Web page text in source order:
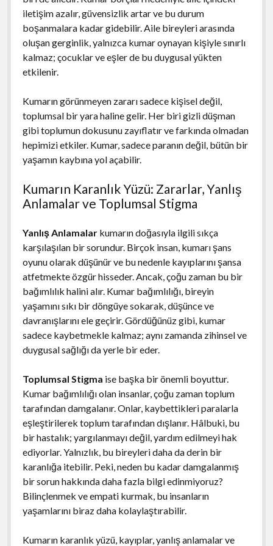
iletişim azalır, güvensizlik artar ve bu durum
boşanmalara kadar gidebilir. Aile bireyleri arasında
oluşan gerginlik, yalnızca kumar oynayan kişiyle sınırlı
kalmaz; çocuklar ve eşler de bu duygusal yükten
etkilenir.
Kumarın görünmeyen zararı sadece kişisel değil,
toplumsal bir yara haline gelir. Her biri gizli düşman
gibi toplumun dokusunu zayıflatır ve farkında olmadan
hepimizi etkiler. Kumar, sadece paranın değil, bütün bir
yaşamın kaybına yol açabilir.
Kumarın Karanlık Yüzü: Zararlar, Yanlış
Anlamalar ve Toplumsal Stigma
Yanlış Anlamalarkumarın doğasıyla ilgili sıkça
karşılaşılan bir sorundur. Birçok insan, kumarı şans
oyunu olarak düşünür ve bu nedenle kayıplarını şansa
atfetmekte özgür hisseder. Ancak, çoğu zaman bu bir
bağımlılık halini alır. Kumar bağımlılığı, bireyin
yaşamını sıkı bir döngüye sokarak, düşünce ve
davranışlarını ele geçirir. Gördüğünüz gibi, kumar
sadece kaybetmekle kalmaz; aynı zamanda zihinsel ve
duygusal sağlığı da yerle bir eder.
Toplumsal Stigma ise başka bir önemli boyuttur.
Kumar bağımlılığı olan insanlar, çoğu zaman toplum
tarafından damgalanır. Onlar, kaybettikleri paralarla
eşleştirilerek toplum tarafından dışlanır. Hâlbuki, bu
bir hastalık; yargılanmayı değil, yardım edilmeyi hak
ediyorlar. Yalnızlık, bu bireyleri daha da derin bir
karanlığa itebilir. Peki, neden bu kadar damgalanmış
bir sorun hakkında daha fazla bilgi edinmiyoruz?
Bilinçlenmek ve empati kurmak, bu insanların
yaşamlarını biraz daha kolaylaştırabilir.
Kumarın karanlık yüzü, kayıplar, yanlış anlamalar ve